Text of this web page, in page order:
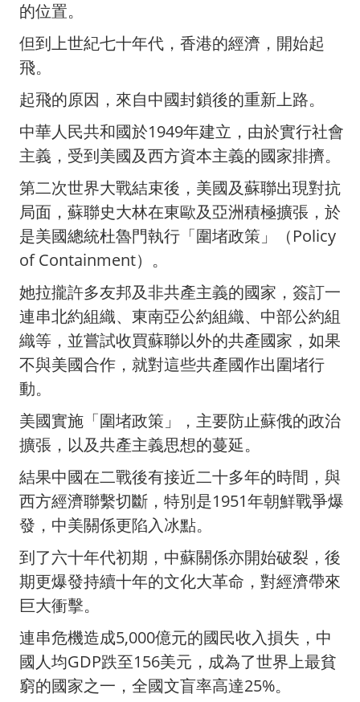
的位置。
但到上世紀七十年代，香港的經濟，開始起
飛。
起飛的原因，來自中國封鎖後的重新上路。
中華人民共和國於1949年建立，由於實行社會
主義，受到美國及西方資本主義的國家排擠。
第二次世界大戰結束後，美國及蘇聯出現對抗
局面，蘇聯史大林在東歐及亞洲積極擴張，於
是美國總統杜魯門執行「圍堵政策」（Policy
of Containment）。
她拉攏許多友邦及非共產主義的國家，簽訂一
連串北約組織、東南亞公約組織、中部公約組
織等，並嘗試收買蘇聯以外的共產國家，如果
不與美國合作，就對這些共產國作出圍堵行
動。
美國實施「圍堵政策」，主要防止蘇俄的政治
擴張，以及共產主義思想的蔓延。
結果中國在二戰後有接近二十多年的時間，與
西方經濟聯繫切斷，特別是1951年朝鮮戰爭爆
發，中美關係更陷入冰點。
到了六十年代初期，中蘇關係亦開始破裂，後
期更爆發持續十年的文化大革命，對經濟帶來
巨大衝擊。
連串危機造成5,000億元的國民收入損失，中
國人均GDP跌至156美元，成為了世界上最貧
窮的國家之一，全國文盲率高達25%。